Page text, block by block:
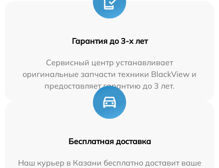
Гарантия до 3-х лет
Сервисный центр устанавливает
оригинальные запчасти техники BlackView и
предоставляет гарантию до 3 лет.
Бесплатная доставка
Наш курьер в Казани бесплатно доставит ваше